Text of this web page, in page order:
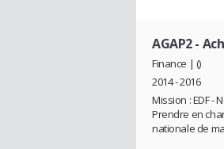
AGAP2-
Finance | ()
2014 - 2016
Mission : EDF -
Prendre en
nationale de